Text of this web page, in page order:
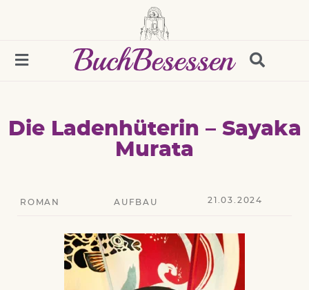
Die Ladenhüterin – Sayaka
Murata
ROMAN AUFBAU 21.03.2024